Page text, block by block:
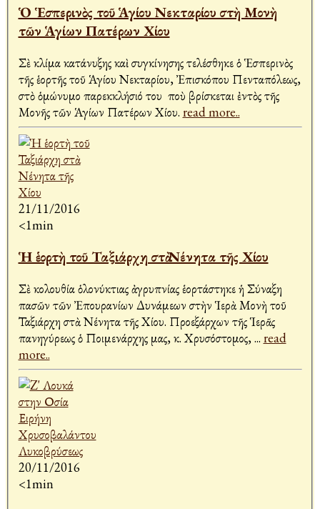
Ὁ Ἑσπερινὸς τοῦ Ἁγίου Νεκταρίου στὴ Μονὴ
τῶν Ἁγίων Πατέρων Χίου
Σὲ κλίμα κατάνυξης καὶ συγκίνησης τελέσθηκε ὁ Ἑσπερινὸς
τῆς ἑορτῆς τοῦ Ἁγίου Νεκταρίου, Ἐπισκόπου Πενταπόλεως,
στὸ ὁμώνυμο παρεκκλήσιό του ποὺ βρίσκεται ἐντὸς τῆς
Μονῆς τῶν Ἁγίων Πατέρων Χίου. read more..
21/11/2016
<1min
Ἡ ἑορτὴ τοῦ Ταξιάρχη στὰ Νένητα τῆς Χίου
Σὲ Ἀκολουθία ὁλονύκτιας ἀγρυπνίας ἑορτάστηκε ἡ Σύναξη
πασῶν τῶν Ἐπουρανίων Δυνάμεων στὴν Ἱερὰ Μονὴ τοῦ
Ταξιάρχη στὰ Νένητα τῆς Χίου. Προεξάρχων τῆς Ἱερᾶς
πανηγύρεως ὁ Ποιμενάρχης μας, κ. Χρυσόστομος,... read
more..
20/11/2016
<1min